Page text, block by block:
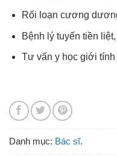
Rối loạn cương
Bệnh lý tuyến tiền
Tư vấn y học giới
Danh mục: Bác sĩ.